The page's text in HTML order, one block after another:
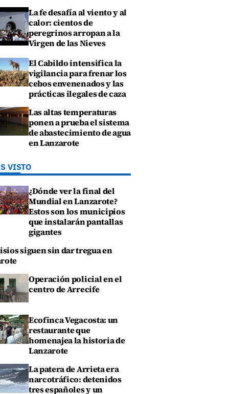
La fe desafía al viento y al
calor: cientos de
peregrinos arropan a la
Virgen de las Nieves
El Cabildo intensifica la
vigilancia para frenar los
cebos envenenados y las
prácticas ilegales de caza
Las altas temperaturas
ponen a prueba el sistema
de abastecimiento de agua
en Lanzarote
VISTO
¿Dónde ver la final del
Mundial en Lanzarote?
Estos son los municipios
que instalarán pantallas
gigantes
siguen sin dar tregua en
Operación policial en el
centro de Arrecife
Ecofinca Vegacosta: un
restaurante que
homenajea la historia de
Lanzarote
La patera de Arrieta era
narcotráfico: detenidos
tres españoles y un